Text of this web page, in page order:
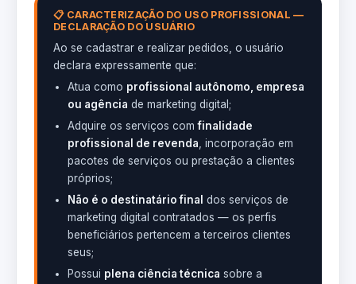
📋 CARACTERIZAÇÃO DO USO PROFISSIONAL —
DECLARAÇÃO DO USUÁRIO
Ao se cadastrar e realizar pedidos, o usuário
declara expressamente que:
Atua como profissional autônomo, empresa
ou agência de marketing digital;
Adquire os serviços comfinalidade
profissional de revenda , incorporação em
pacotes de serviços ou prestação a clientes
próprios;
Não é o destinatário final dos serviços de
marketing digital contratados — os perfis
beneficiários pertencem a terceiros clientes
seus;
Possui plena ciência técnica sobre a